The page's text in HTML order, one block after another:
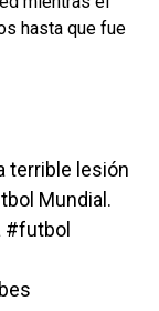
hasta que fue
terrible lesión
Mundial.
#futbol